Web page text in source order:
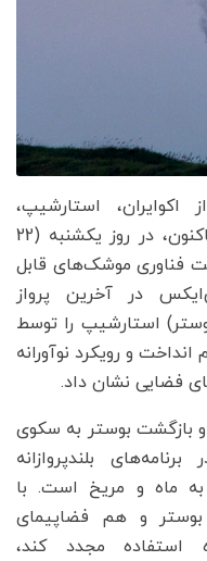
استارشیپ،
قدرتمندترین موشک ساخته شده تاکنون، در روز یکشنبه (22
فناوری موشک‌های قابل
در آخرین پرواز
استارشیپ را توسط
و رویکرد نوآورانه
فضایی نشان داد.
بازگشت بوستر به سکوی
بلندپروازانه
ماه و مریخ است. با
و هم فضاپیمای
مجدد کند،